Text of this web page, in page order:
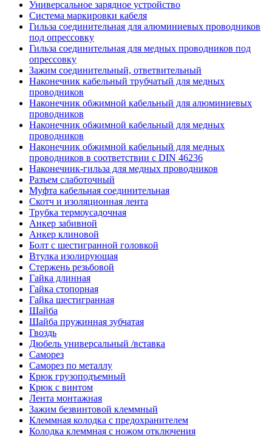
Универсальное зарядное устройство
Система маркировки кабеля
Гильза соединительная для алюминиевых проводников
под опрессовку
Гильза соединительная для медных проводников под
опрессовку
Зажим соединительный, ответвительный
Наконечник кабельный трубчатый для медных
проводников
Наконечник обжимной кабельный для алюминиевых
проводников
Наконечник обжимной кабельный для медных
проводников
Наконечник обжимной кабельный для медных
проводников в соответствии с DIN 46236
Наконечник-гильза для медных проводников
Разъем слаботочный
Муфта кабельная соединительная
Скотч и изоляционная лента
Трубка термоусадочная
Анкер забивной
Анкер клиновой
Болт с шестигранной головкой
Втулка изолирующая
Стержень резьбовой
Гайка длинная
Гайка стопорная
Гайка шестигранная
Шайба
Шайба пружинная зубчатая
Гвоздь
Дюбель универсальный /вставка
Саморез
Саморез по металлу
Крюк грузоподъемный
Крюк с винтом
Лента монтажная
Зажим безвинтовой клеммный
Клеммная колодка с предохранителем
Колодка клеммная с ножом отключения